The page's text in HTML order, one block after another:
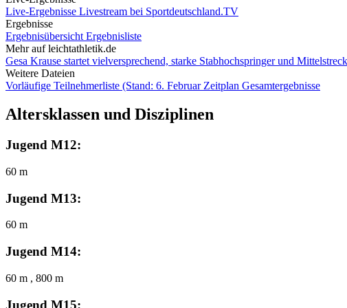
Live-Ergebnisse Livestream bei Sportdeutschland.TV
Ergebnisse
Ergebnisübersicht Ergebnisliste
Mehr auf leichtathletik.de
Gesa Krause startet vielversprechend, starke Stabhochspringer und
Weitere Dateien
Vorläufige Teilnehmerliste (Stand: 6. Februar Zeitplan Gesamtergebnisse
Altersklassen und Disziplinen
Jugend M12:
60 m
Jugend M13:
60 m
Jugend M14:
60 m , 800 m
Jugend M15: